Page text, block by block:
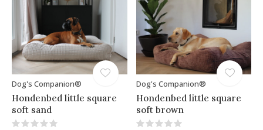
Dog's Companion®
Hondenbed little square
soft sand
Dog's Companion®
Hondenbed little square
soft brown